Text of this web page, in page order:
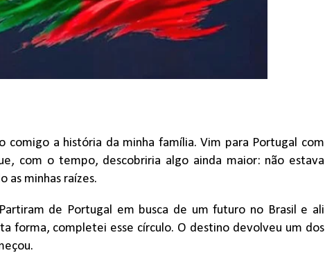
comigo a história da minha família. Vim para Portugal com
com o tempo, descobriria algo ainda maior: não estava
as minhas raízes.
de Portugal em busca de um futuro no Brasil e ali
forma, completei esse círculo. O destino devolveu um dos